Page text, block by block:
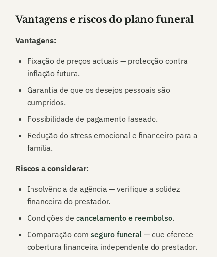
Vantagens e riscos do plano funeral
Vantagens:
Fixação de preços actuais — protecção contra
inflação futura.
Garantia de que os desejos pessoais são
cumpridos.
Possibilidade de pagamento faseado.
Redução do stress emocional e financeiro para a
família.
Riscos a considerar:
Insolvência da agência — verifique a solidez
financeira do prestador.
Condições de cancelamento e reembolso.
Comparação com seguro funeral — que oferece
cobertura financeira independente do prestador.